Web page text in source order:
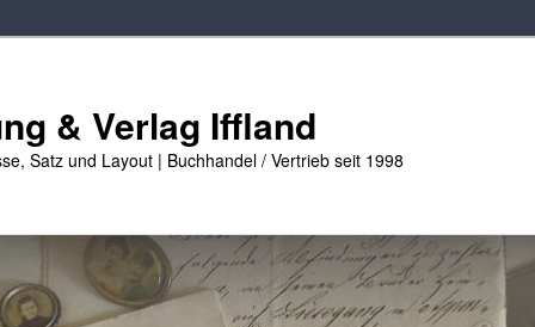
& Verlag Iffland
Satz und Layout | Buchhandel / Vertrieb seit 1998